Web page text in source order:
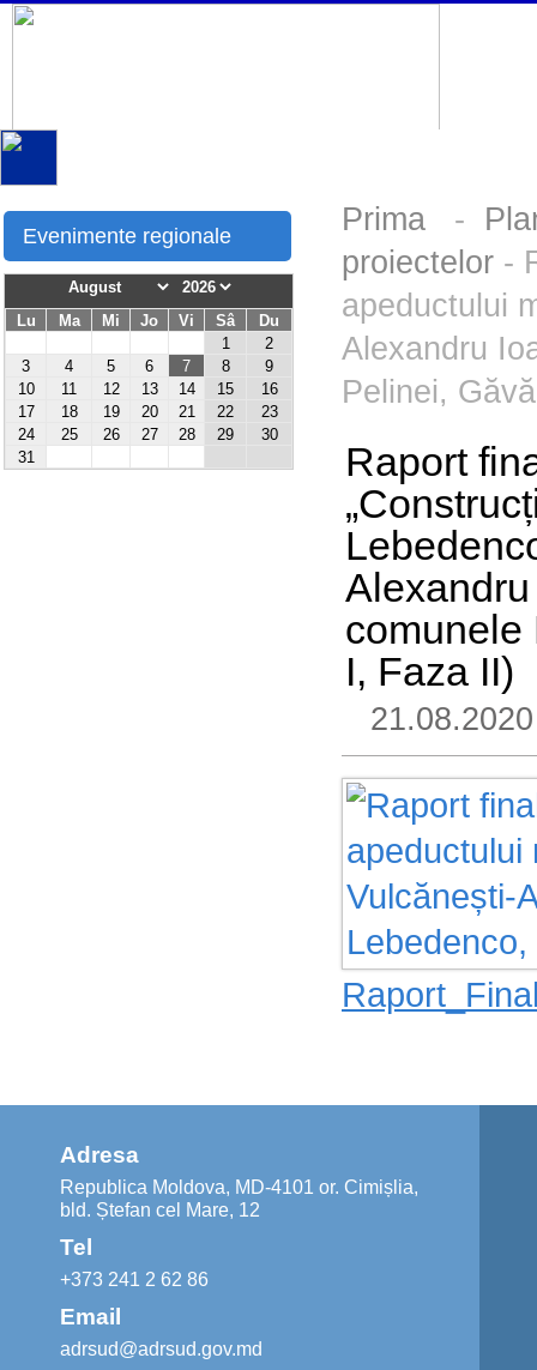
Evenimente regionale
Lu Ma Mi Jo Vi Sâ
Du
1
2
3
4 5 6 7 8
9
10
11 12 13 14 15
16
17
18 19 20 21 22
23
24
25 26 27 28 29
30
31
Prima -
proiectelor -
apeductului
Alexandru
Pelinei,
Raport
comunele
I, Faza II)
Adresa
Republica Moldova, MD-4101 or. Cimișlia,
bld. Ștefan cel Mare, 12
Tel
+373 241 2 62 86
Email
adrsud@adrsud.gov.md